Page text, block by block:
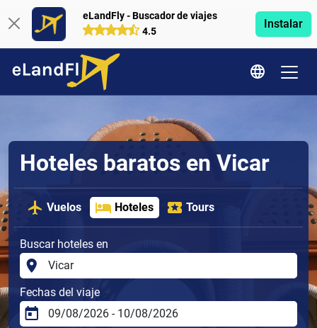
eLandFly - Buscador de viajes
4.5
Instalar
Hoteles baratos en Vicar
Vuelos Hoteles Tours
Buscar hoteles en
Fechas del viaje